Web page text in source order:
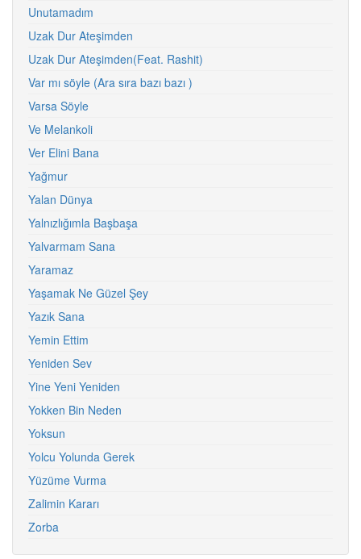
Unutamadım
Uzak Dur Ateşimden
Uzak Dur Ateşimden(Feat. Rashit)
Var mı söyle (Ara sıra bazı bazı )
Varsa Söyle
Ve Melankoli
Ver Elini Bana
Yağmur
Yalan Dünya
Yalnızlığımla Başbaşa
Yalvarmam Sana
Yaramaz
Yaşamak Ne Güzel Şey
Yazık Sana
Yemin Ettim
Yeniden Sev
Yine Yeni Yeniden
Yokken Bin Neden
Yoksun
Yolcu Yolunda Gerek
Yüzüme Vurma
Zalimin Kararı
Zorba